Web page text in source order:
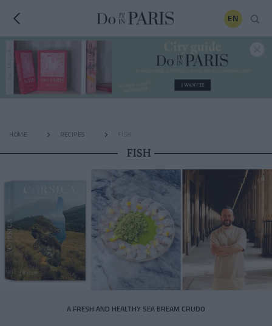
EN
HOME RECIPES
FISH
A FRESH AND HEALTHY SEA BREAM CRUDO